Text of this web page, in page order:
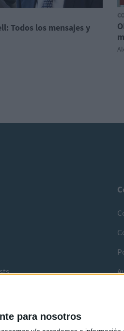
para nosotros
Todos los mensajes y